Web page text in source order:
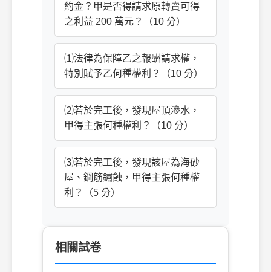
約金？甲是否得請求原轉賣可得
之利益 200 萬元？（10 分）
⑴法律為保障乙之報酬請求權，
特別賦予乙何種權利？（10 分）
⑵若於完工後，發現屋頂滲水，
甲得主張何種權利？（10 分）
⑶若於完工後，發現該屋為海砂
屋、鋼筋鏽蝕，甲得主張何種權
利？（5 分）
相關試卷